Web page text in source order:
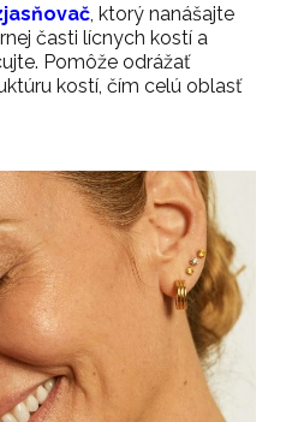
, ktorý nanášajte
časti lícnych kostí a
Pomôže odrážať
kostí, čím celú oblasť